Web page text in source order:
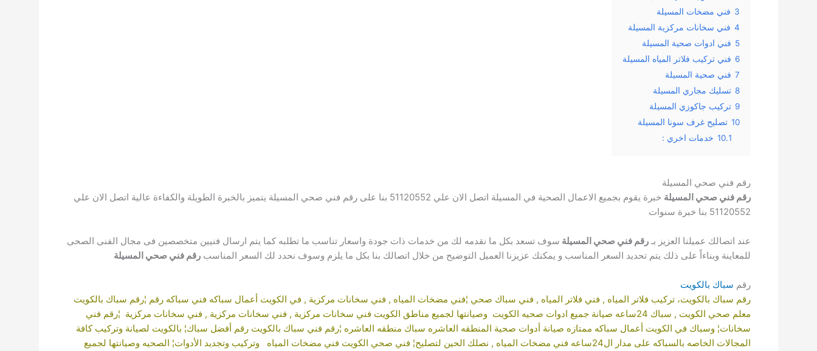
3 فني مضخات المسيلة
4 فني سخانات مركزية المسيلة
5 فني ادوات صحية المسيلة
6 فني تركيب فلاتر المياه المسيلة
7 فني صحية المسيلة
8 تسليك مجاري المسيلة
9 تركيب جاكوزي المسيلة
10 تصليح غرف سونا المسيلة
10.1 خدمات اخري :
رقم فني صحي المسيلة
رقم فني صحي المسيلة
خبرة يقوم بجميع الاعمال الصحية في المسيلة اتصل الان علي 51120552 بنا على رقم فني صحي المسيلة يتميز بالخبرة الطويلة والكفاءة عالية اتصل الان علي
51120552 بنا خبرة سنوات
عند اتصالك عميلنا العزيز بـ رقم فني صحي المسيلة سوف تسعد بكل ما نقدمه لك من خدمات ذات جودة واسعار تناسب ما تطلبه كما يتم ارسال فنيين متخصصين فى مجال الفنى الصحى
للمعاينة وبناءاً على ذلك يتم تحديد السعر المناسب و يمكنك عزيزنا العميل التوضيح من خلال اتصالك بنا بكل ما يلزم وسوف نحدد لك السعر المناسب رقم فني صحي المسيلة
رقم سباك بالكويت
رقم سباك بالكويت، تركيب فلاتر المياه , فني فلاتر المياه , فني سباك صحي ¦فني مضخات المياه , فني سخانات مركزية , في الكويت أعمال سباكه فني سباكه رقم ¦رقم سباك بالكويت
معلم صحي الكويت , سباك 24ساعه صيانة جميع ادوات صحيه الكويت وصيانتها لجميع مناطق الكويت فني سخانات مركزية , فني سخانات مركزية , فني سخانات مركزية ¦رقم فني
سخانات¦ وسباك في الكويت أعمال سباكه ممتازه صيانة أدوات صحية المنطقه العاشره سباك منطقه العاشره ¦رقم فني سباك بالكويت رقم أفضل سباك¦ بالكويت لصيانة وتركيب كافة
المجالات الخاصه بالسباكه على مدار ال24ساعه
فني مضخات المياه , نصلك الحين لتصليح¦ فني صحي الكويت فني مضخات المياه وتركيب وتجديد الأدوات¦ الصحيه وصيانتها لجميع